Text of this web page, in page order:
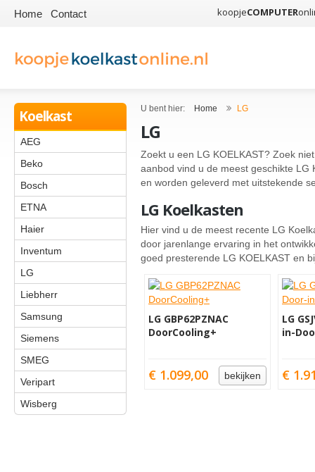
Home Contact koopjeCOMPUTER
Koelkast
AEG
Beko
Bosch
ETNA
Haier
Inventum
LG
Liebherr
Samsung
Siemens
SMEG
Veripart
Wisberg
U bent hier: Home LG
LG
Zoekt u een LG KOELKAST? Zoek
aanbod vind u de meest geschikte LG
en worden geleverd met uitstekende
LG Koelkasten
Hier vind u de meest recente LG
door jarenlange ervaring in het
goed presterende LG KOELKAST en
LG GBP62PZNAC
DoorCooling+
€ 1.099,00 bekijken
LG
in-
€